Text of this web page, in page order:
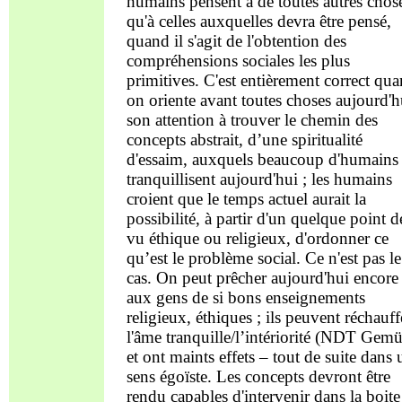
qu'à celles auxquelles devra être pensé,
quand il s'agit de l'obtention des
compréhensions sociales les plus
primitives. C'est entièrement correct
on oriente avant toutes choses
son attention à trouver le chemin des
concepts abstrait, d’une spiritualité
d'essaim, auxquels beaucoup d'humains
tranquillisent aujourd'hui ; les humains
croient que le temps actuel aurait la
possibilité, à partir d'un quelque point
vu éthique ou religieux, d'ordonner ce
qu’est le problème social. Ce n'est pas le
cas. On peut prêcher aujourd'hui encore
aux gens de si bons enseignements
religieux, éthiques ; ils peuvent
l'âme tranquille/l’intériorité (NDT
et ont maints effets – tout de suite dans
sens égoïste. Les concepts devront être
rendu capables d'intervenir dans la boite